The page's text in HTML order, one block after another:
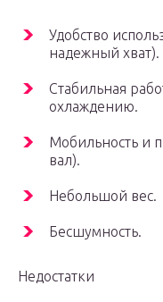
Удобство
надежный хват).
Стабильная
охлаждению.
Мобильность и
вал).
Небольшой вес.
Бесшумность.
Недостатки